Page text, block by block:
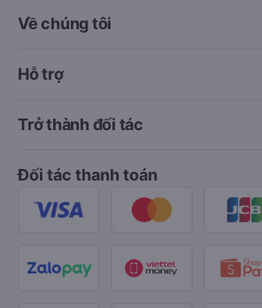
Về chúng tôi
Hỗ trợ
Trở thành đối tác
Đối tác thanh toán